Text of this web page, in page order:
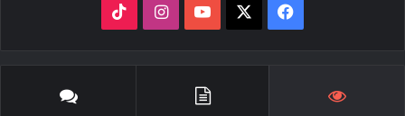
فيسبوك ‫YouTubeانستقرام